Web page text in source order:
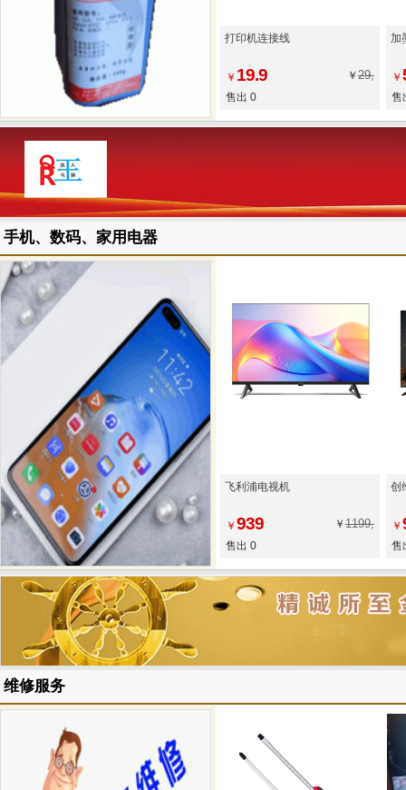
打印机连接线
￥ 19.9 ￥ 29,
售出 0
加
￥
售
手机、数码、家用电器
飞利浦电视机
￥ 939 ￥ 1199,
售出 0
创
￥
售
维修服务